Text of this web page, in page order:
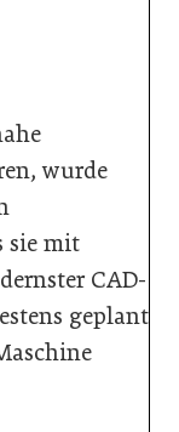
wurde
sie mit
CAD-
geplant